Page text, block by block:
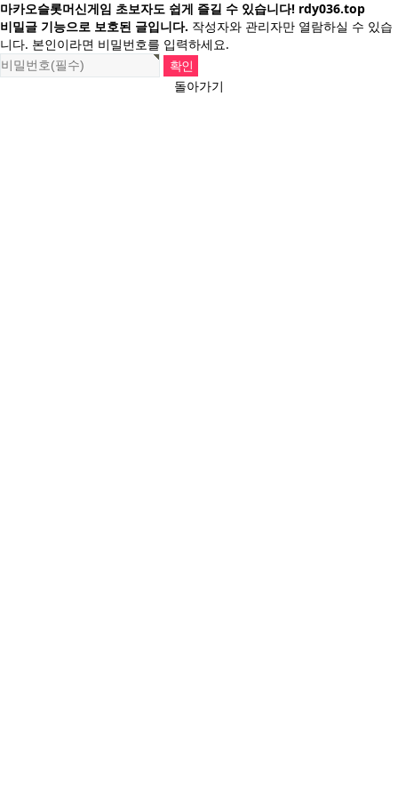
마카오슬롯머신게임 초보자도 쉽게 즐길 수 있습니다! rdy036.top
비밀글 기능으로 보호된 글입니다. 작성자와 관리자만 열람하실 수 있습
니다. 본인이라면 비밀번호를 입력하세요.
돌아가기